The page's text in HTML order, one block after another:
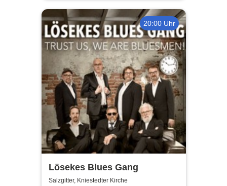
20:00 Uhr
Lösekes Blues Gang
Salzgitter, Kniestedter Kirche